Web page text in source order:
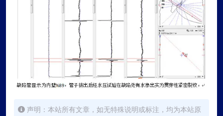
声明：本站所有文章，如无特殊说明或标注，均为本站原